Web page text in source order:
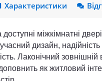
Характеристики
доступні міжкімнатні двері
дизайн, надійність
Лаконічний зовнішній
як житловий